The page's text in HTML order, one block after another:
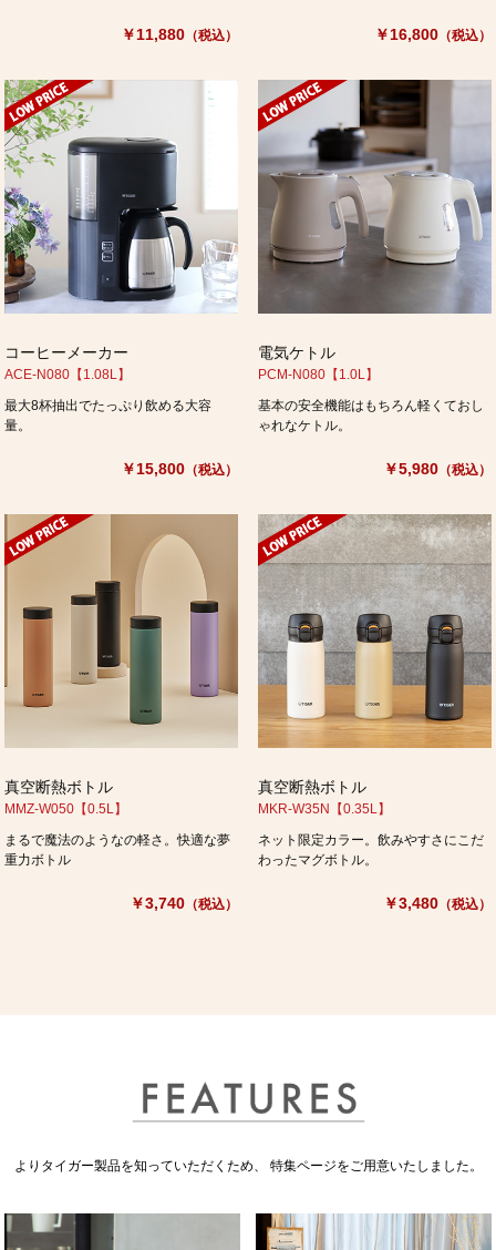
￥11,880 （税込） ￥16,800（税込）
コーヒーメーカー
ACE-N080【1.08L】
最大8杯抽出でたっぷり飲める大容
量。
￥15,800 （税込）
電気ケトル
PCM-N080【1.0L】
基本の安全機能はもちろん軽くておし
ゃれなケトル。
￥5,980（税込）
真空断熱ボトル
MMZ-W050【0.5L】
まるで魔法のようなの軽さ。快適な夢
重力ボトル
￥3,740 （税込）
真空断熱ボトル
MKR-W35N【0.35L】
ネット限定カラー。飲みやすさにこだ
わったマグボトル。
￥3,480（税込）
よりタイガー製品を知っていただくため、 特集ページをご用意いたしました。